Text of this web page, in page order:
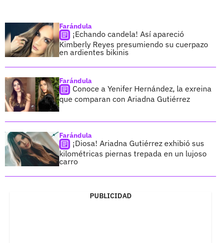
Farándula
¡Echando candela! Así apareció
Kimberly Reyes presumiendo su cuerpazo
en ardientes bikinis
Farándula
Conoce a Yenifer Hernández, la exreina
que comparan con Ariadna Gutiérrez
Farándula
¡Diosa! Ariadna Gutiérrez exhibió sus
kilométricas piernas trepada en un lujoso
carro
PUBLICIDAD